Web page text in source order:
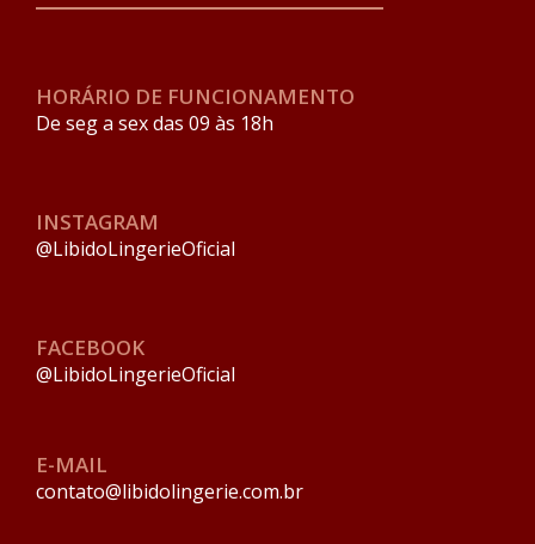
HORÁRIO DE FUNCIONAMENTO
De seg a sex das 09 às 18h
INSTAGRAM
@LibidoLingerieOficial
FACEBOOK
@LibidoLingerieOficial
E-MAIL
contato@libidolingerie.com.br